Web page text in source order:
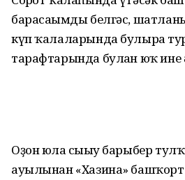
барасағымды белгәс,
күп ҡалаларында булырға
тарафтарында булған юҡ ине
Оҙон юлға сығыу барыбер
ауылынан «Хазина»